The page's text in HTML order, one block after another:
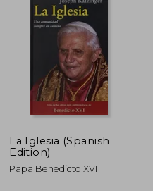
La Iglesia (Spanish
Edition)
Papa Benedicto XVI